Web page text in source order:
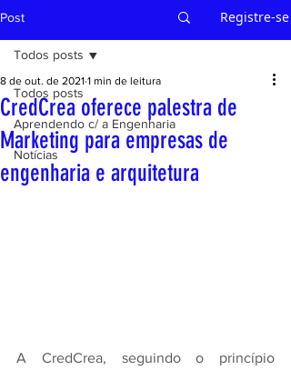
Post Registre-se
Todos posts
Aprendendo c/ a Engenharia
Notícias
Todos posts
CredCrea oferece palestra de
Marketing para empresas de
engenharia e arquitetura
8 de out. de 2021 1 min de leitura
A CredCrea, seguindo o princípio